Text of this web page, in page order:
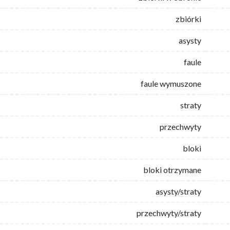
zbiórki
asysty
faule
faule wymuszone
straty
przechwyty
bloki
bloki otrzymane
asysty/straty
przechwyty/straty